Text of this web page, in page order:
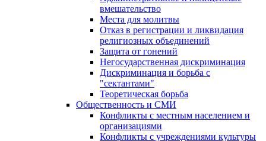
вмешательство
Места для молитвы
Отказ в регистрации и ликвидация
религиозных объединений
Защита от гонений
Негосударственная дискриминация
Дискриминация и борьба с
"сектантами"
Теоретическая борьба
Общественность и СМИ
Конфликты с местным населением и
организациями
Конфликты с учреждениями культуры